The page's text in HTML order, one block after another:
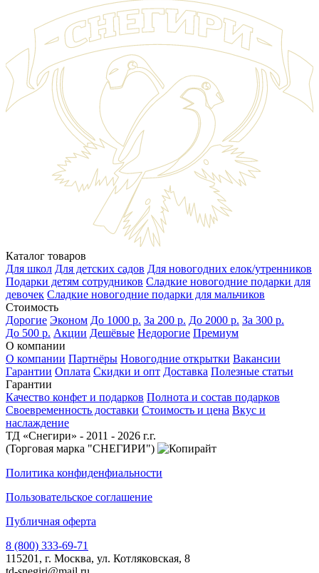
Каталог товаров
Для школ Для детских садов Для новогодних елок/утренников
Подарки детям сотрудников Сладкие новогодние подарки для
девочек Сладкие новогодние подарки для мальчиков
Стоимость
Дорогие Эконом До 1000 р. За 200 р. До 2000 р. За 300 р.
До 500 р. Акции Дешёвые Недорогие Премиум
О компании
О компании Партнёры Новогодние открытки Вакансии
Гарантии Оплата Скидки и опт Доставка Полезные статьи
Гарантии
Качество конфет и подарков Полнота и состав подарков
Своевременность доставки Стоимость и цена Вкус и
наслаждение
ТД «Снегири» - 2011 - 2026 г.г.
(Торговая марка "СНЕГИРИ")
Политика конфиденфиальности
Пользовательское соглашение
Публичная оферта
8 (800) 333-69-71
115201, г. Москва, ул. Котляковская, 8